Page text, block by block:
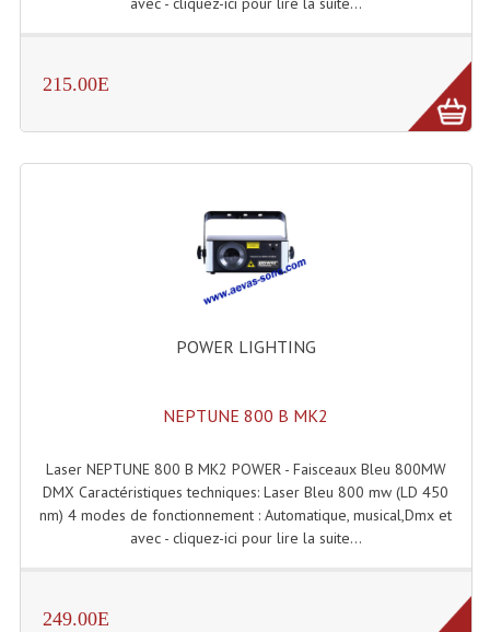
Effets Lumineux À Leds
Effets Lumineux, Centre De Piste
Effets Lumineux, Effets Disco
Electronique Commande Light
Consoles Éclairage DMX
Dispatches
215.00E
POWER LIGHTING
NEPTUNE 800 B MK2
Laser NEPTUNE 800 B MK2 POWER - Faisceaux Bleu 800MW
DMX Caractéristiques techniques: Laser Bleu 800 mw (LD 450
nm) 4 modes de fonctionnement : Automatique, musical,Dmx et
avec - cliquez-ici pour lire la suite...
249.00E